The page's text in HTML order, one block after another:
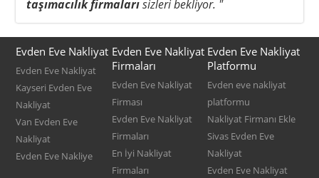
taşımacılık firmalarısizleri bekliyor. "
Evden Eve Nakliyat
Evden Eve Nakliyat
Kayseri Evden Eve
Nakliyat
Van Evden Eve
Nakliyat
Evden Eve Nakliye
Evden Eve Nakliyat
Firmaları
Evden Eve Nakliyat
Firması
Evden Eve Nakliyat
Firmaları
En İyi Nakliyat
Firmaları
Evden Eve Nakliyat
Platformu
Evden eve nakliyat
platformu
Nakliyat Firmanı Ekle
Sivas Evden Eve
Nakliyat
Evden Eve Nakliyat